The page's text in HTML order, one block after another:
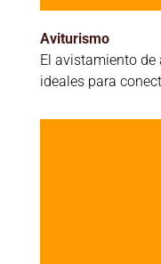
Aviturismo
El avistamiento de
ideales para